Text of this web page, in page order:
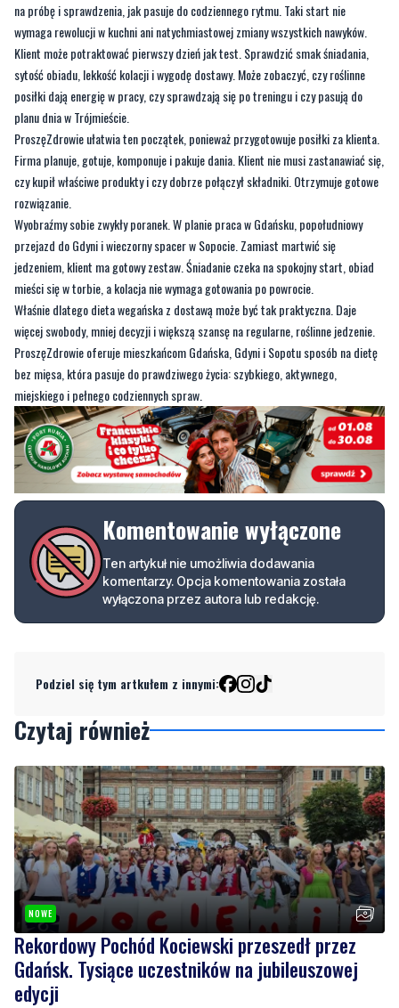
na próbę i sprawdzenia, jak pasuje do codziennego rytmu. Taki start nie
wymaga rewolucji w kuchni ani natychmiastowej zmiany wszystkich nawyków.
Klient może potraktować pierwszy dzień jak test. Sprawdzić smak śniadania,
sytość obiadu, lekkość kolacji i wygodę dostawy. Może zobaczyć, czy roślinne
posiłki dają energię w pracy, czy sprawdzają się po treningu i czy pasują do
planu dnia w Trójmieście.
ProszęZdrowie ułatwia ten początek, ponieważ przygotowuje posiłki za klienta.
Firma planuje, gotuje, komponuje i pakuje dania. Klient nie musi zastanawiać się,
czy kupił właściwe produkty i czy dobrze połączył składniki. Otrzymuje gotowe
rozwiązanie.
Wyobraźmy sobie zwykły poranek. W planie praca w Gdańsku, popołudniowy
przejazd do Gdyni i wieczorny spacer w Sopocie. Zamiast martwić się
jedzeniem, klient ma gotowy zestaw. Śniadanie czeka na spokojny start, obiad
mieści się w torbie, a kolacja nie wymaga gotowania po powrocie.
Właśnie dlatego dieta wegańska z dostawą może być tak praktyczna. Daje
więcej swobody, mniej decyzji i większą szansę na regularne, roślinne jedzenie.
ProszęZdrowie oferuje mieszkańcom Gdańska, Gdyni i Sopotu sposób na dietę
bez mięsa, która pasuje do prawdziwego życia: szybkiego, aktywnego,
miejskiego i pełnego codziennych spraw.
Komentowanie wyłączone
Ten artykuł nie umożliwia dodawania
komentarzy. Opcja komentowania została
wyłączona przez autora lub redakcję.
Podziel się tym artkułem z innymi:
Czytaj również
NOWE
Rekordowy Pochód Kociewski przeszedł przez
Gdańsk. Tysiące uczestników na jubileuszowej
edycji